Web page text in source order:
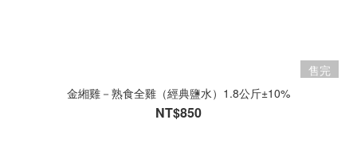
售完
金緗雞－熟食全雞（經典鹽水）1.8公斤±10%
NT$850